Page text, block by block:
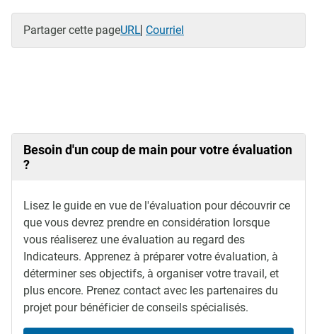
Partager cette pageURL Courriel
Besoin d'un coup de main pour votre évaluation
?
Lisez le guide en vue de l'évaluation pour découvrir ce
que vous devrez prendre en considération lorsque
vous réaliserez une évaluation au regard des
Indicateurs. Apprenez à préparer votre évaluation, à
déterminer ses objectifs, à organiser votre travail, et
plus encore. Prenez contact avec les partenaires du
projet pour bénéficier de conseils spécialisés.